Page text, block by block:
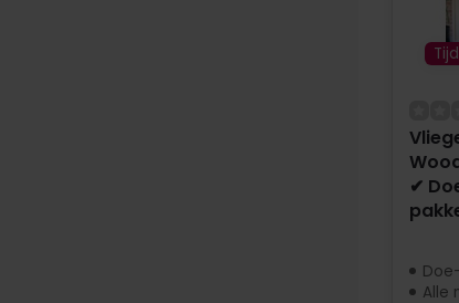
✔
Alle